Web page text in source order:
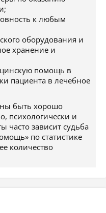
к любым
оборудования и
хранение и
помощь в
пациента в лечебное
быть хорошо
психологически и
часто зависит судьба
по статистике
количество